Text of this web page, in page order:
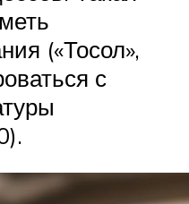
(«Тосол»,
с